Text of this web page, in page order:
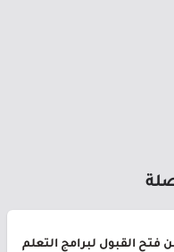
القبول لبرامج التعلم